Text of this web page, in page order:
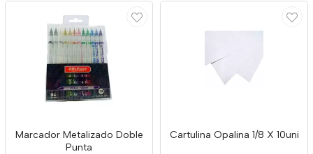
Marcador Metalizado Doble
Punta
Cartulina Opalina 1/8 X 10uni